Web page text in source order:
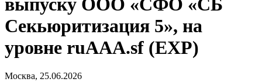
Секьюритизация 5», на
уровне ruAAA.sf (EXP)
Москва, 25.06.2026